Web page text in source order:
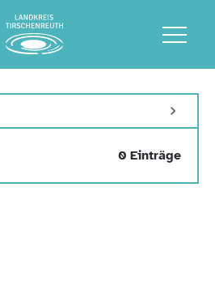
0 Einträge